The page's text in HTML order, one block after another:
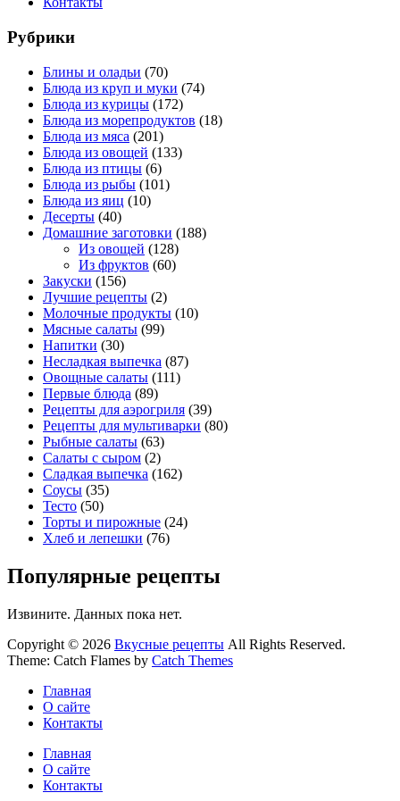
Рубрики
Блины и оладьи (70)
Блюда из круп и муки (74)
Блюда из курицы (172)
Блюда из морепродуктов (18)
Блюда из мяса (201)
Блюда из овощей (133)
Блюда из птицы (6)
Блюда из рыбы (101)
Блюда из яиц (10)
Десерты (40)
Домашние заготовки (188)
Из овощей (128)
Из фруктов (60)
Закуски (156)
Лучшие рецепты (2)
Молочные продукты (10)
Мясные салаты (99)
Напитки (30)
Несладкая выпечка (87)
Овощные салаты (111)
Первые блюда (89)
Рецепты для аэрогриля (39)
Рецепты для мультиварки (80)
Рыбные салаты (63)
Салаты с сыром (2)
Сладкая выпечка (162)
Соусы (35)
Тесто (50)
Торты и пирожные (24)
Хлеб и лепешки (76)
Популярные рецепты
Извините. Данных пока нет.
Copyright © 2026 Вкусные рецепты All Rights Reserved.
Theme: Catch Flames by Catch Themes
Главная
О сайте
Контакты
Главная
О сайте
Контакты